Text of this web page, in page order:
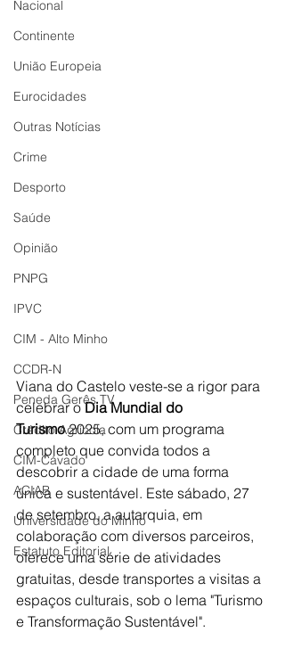
Nacional
Continente
União Europeia
Eurocidades
Outras Notícias
Crime
Desporto
Saúde
Opinião
PNPG
IPVC
CIM - Alto Minho
CCDR-N
Peneda Gerês TV
Crédito Agrícola
CIM-Cávado
ACIAB
Universidade do Minho
Estatuto Editorial
Viana do Castelo veste-se a rigor para
celebrar o Dia Mundial do
Turismo 2025, com um programa
completo que convida todos a
descobrir a cidade de uma forma
única e sustentável. Este sábado, 27
de setembro, a autarquia, em
colaboração com diversos parceiros,
oferece uma série de atividades
gratuitas, desde transportes a visitas a
espaços culturais, sob o lema "Turismo
e Transformação Sustentável".